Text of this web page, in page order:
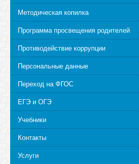
Методическая копилка
Программа просвещения родителей
Противодействие коррупции
Персональные данные
Переход на ФГОС
ЕГЭ и ОГЭ
Учебники
Контакты
Услуги